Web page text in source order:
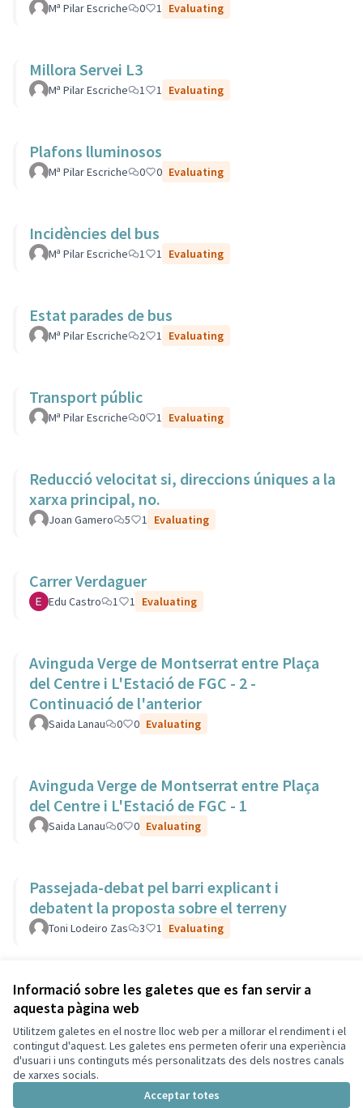
Informació sobre les galetes que es fan servir a
aquesta pàgina web
Utilitzem galetes en el nostre lloc web per a millorar el rendiment i el
contingut d'aquest. Les galetes ens permeten oferir una experiència
d'usuari i uns continguts més personalitzats des dels nostres canals
de xarxes socials.
Acceptar totes
Mª Pilar Escriche 0 1 Evaluating
Millora Servei L3
Mª Pilar Escriche 1 1 Evaluating
Plafons lluminosos
Mª Pilar Escriche 0 0 Evaluating
Incidències del bus
Mª Pilar Escriche 1 1 Evaluating
Estat parades de bus
Mª Pilar Escriche 2 1 Evaluating
Transport públic
Mª Pilar Escriche 0 1 Evaluating
Reducció velocitat si, direccions úniques a la
xarxa principal, no.
Joan Gamero 5 1 Evaluating
Carrer Verdaguer
Edu Castro 1 1 Evaluating
Avinguda Verge de Montserrat entre Plaça
del Centre i L'Estació de FGC - 2 -
Continuació de l'anterior
Saida Lanau 0 0 Evaluating
Avinguda Verge de Montserrat entre Plaça
del Centre i L'Estació de FGC - 1
Saida Lanau 0 0 Evaluating
Passejada-debat pel barri explicant i
debatent la proposta sobre el terreny
Toni Lodeiro Zas 3 1 Evaluating
Veure totes les propostes retirades
Termes i condicions d'ús
Configuració de les galetes
Decidim Sant Cugat a X
(Enllaç extern)
Decidim Sant Cugat a Facebook
Decidim Sant Cugat a Instagram
Decidim Sant Cugat a GitHub
(Enllaç extern)